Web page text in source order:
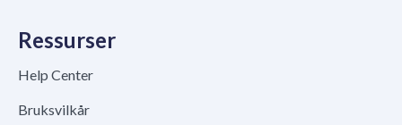
Ressurser
Help Center
Bruksvilkår